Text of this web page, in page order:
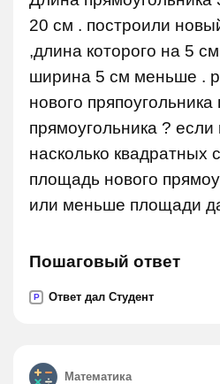
20 см . построили
,длина которого на 5
ширина 5 см меньше .
нового
прямоугольника ? если
насколько квадратных
площадь нового
или меньше площади
Пошаговый ответ
P Ответ дал Студент
Математика